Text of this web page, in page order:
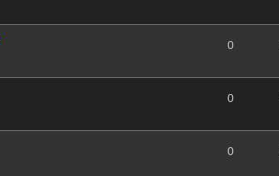
0
0
0